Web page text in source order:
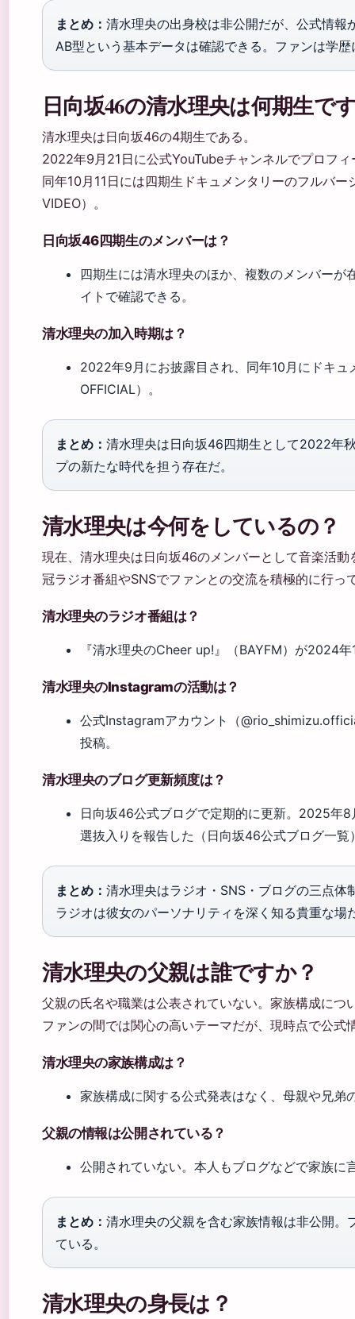
まとめ： 清水理央の出身校は非公開だが、公式情
AB型という基本データは確認できる。ファンは学
日向坂46の清水理央は何期生で
清水理央は日向坂46の4期生である。
2022年9月21日に公式YouTubeチャンネルでプロフ
同年10月11日には四期生ドキュメンタリーのフルバ
VIDEO）。
日向坂46四期生のメンバーは？
四期生には清水理央のほか、複数のメンバー
イトで確認できる。
清水理央の加入時期は？
2022年9月にお披露目され、同年10月にドキ
OFFICIAL）。
まとめ： 清水理央は日向坂46四期生として2022年
プの新たな時代を担う存在だ。
清水理央は今何をしているの？
現在、清水理央は日向坂46のメンバーとして音楽活動
冠ラジオ番組やSNSでファンとの交流を積極的に行っ
清水理央のラジオ番組は？
『清水理央のCheer up!』（BAYFM）が2024
清水理央のInstagramの活動は？
公式Instagramアカウント（
投稿。
清水理央のブログ更新頻度は？
日向坂46公式ブログで定期的に更新。2025年
選抜入りを報告した（日向坂46公式ブログ一覧
まとめ： 清水理央はラジオ・SNS・ブログの三点
ラジオは彼女のパーソナリティを深く知る貴重な場
清水理央の父親は誰ですか？
父親の氏名や職業は公表されていない。家族構成につ
ファンの間では関心の高いテーマだが、現時点で公式
清水理央の家族構成は？
家族構成に関する公式発表はなく、母親や兄弟
父親の情報は公開されている？
公開されていない。本人もブログなどで家族に
まとめ： 清水理央の父親を含む家族情報は非公開
ている。
清水理央の身長は？